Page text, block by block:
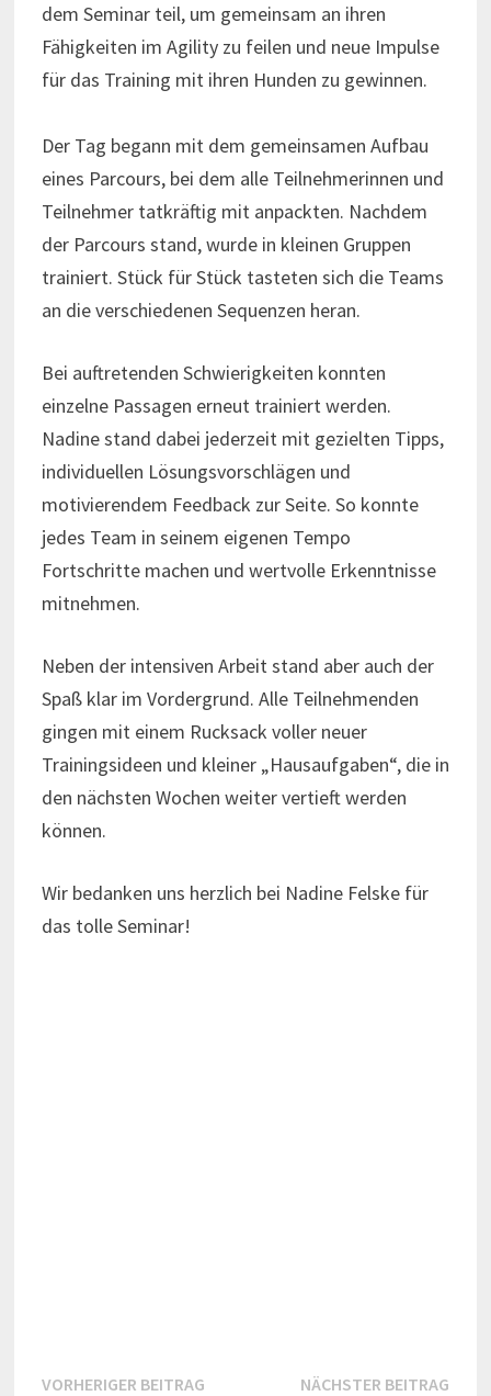
dem Seminar teil, um gemeinsam an ihren
Fähigkeiten im Agility zu feilen und neue Impulse
für das Training mit ihren Hunden zu gewinnen.
Der Tag begann mit dem gemeinsamen Aufbau
eines Parcours, bei dem alle Teilnehmerinnen und
Teilnehmer tatkräftig mit anpackten. Nachdem
der Parcours stand, wurde in kleinen Gruppen
trainiert. Stück für Stück tasteten sich die Teams
an die verschiedenen Sequenzen heran.
Bei auftretenden Schwierigkeiten konnten
einzelne Passagen erneut trainiert werden.
Nadine stand dabei jederzeit mit gezielten Tipps,
individuellen Lösungsvorschlägen und
motivierendem Feedback zur Seite. So konnte
jedes Team in seinem eigenen Tempo
Fortschritte machen und wertvolle Erkenntnisse
mitnehmen.
Neben der intensiven Arbeit stand aber auch der
Spaß klar im Vordergrund. Alle Teilnehmenden
gingen mit einem Rucksack voller neuer
Trainingsideen und kleiner „Hausaufgaben“, die in
den nächsten Wochen weiter vertieft werden
können.
Wir bedanken uns herzlich bei Nadine Felske für
das tolle Seminar!
VORHERIGER BEITRAGVorheriger
NÄCHSTER BEITRAG